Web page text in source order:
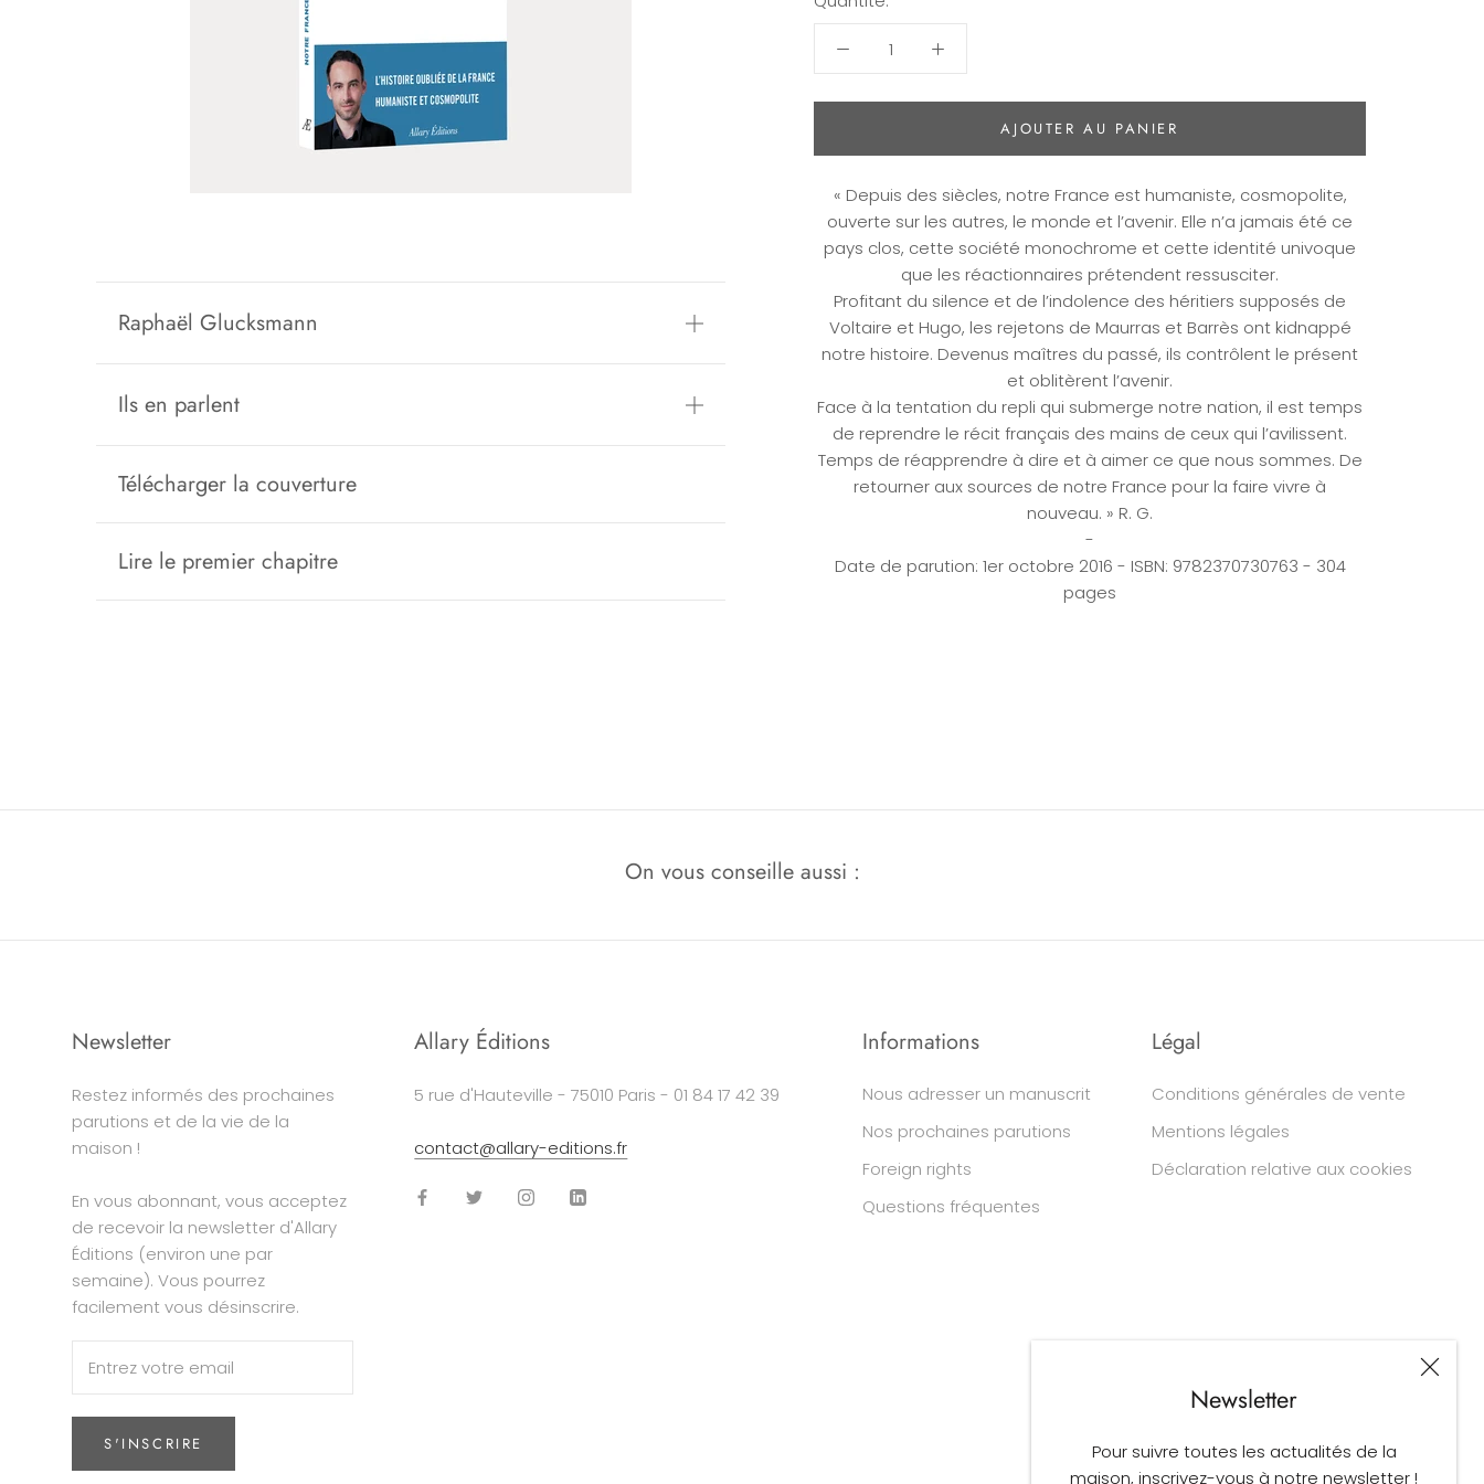
Newsletter
Pour suivre toutes les actualités de la
maison, inscrivez-vous à notre newsletter !
AJOUTER AU PANIER
« Depuis des siècles, notre France est humaniste, cosmopolite,
ouverte sur les autres, le monde et l’avenir. Elle n’a jamais été ce
pays clos, cette société monochrome et cette identité univoque
que les réactionnaires prétendent ressusciter.
Profitant du silence et de l’indolence des héritiers supposés de
Voltaire et Hugo, les rejetons de Maurras et Barrès ont kidnappé
notre histoire. Devenus maîtres du passé, ils contrôlent le présent
et oblitèrent l’avenir.
Face à la tentation du repli qui submerge notre nation, il est temps
de reprendre le récit français des mains de ceux qui l’avilissent.
Temps de réapprendre à dire et à aimer ce que nous sommes. De
retourner aux sources de notre France pour la faire vivre à
nouveau. » R. G.
-
Date de parution: 1er octobre 2016 - ISBN: 9782370730763 - 304
pages
Raphaël Glucksmann
Ils en parlent
Télécharger la couverture
Lire le premier chapitre
On vous conseille aussi :
Newsletter
Restez informés des prochaines
parutions et de la vie de la
maison !
En vous abonnant, vous acceptez
de recevoir la newsletter d'Allary
Éditions (environ une par
semaine). Vous pourrez
facilement vous désinscrire.
S'INSCRIRE
Allary Éditions
5 rue d'Hauteville - 75010 Paris - 01 84 17 42 39
contact@allary-editions.fr
Informations
Nous adresser un manuscrit
Nos prochaines parutions
Foreign rights
Questions fréquentes
Légal
Conditions générales de vente
Mentions légales
Déclaration relative aux cookies